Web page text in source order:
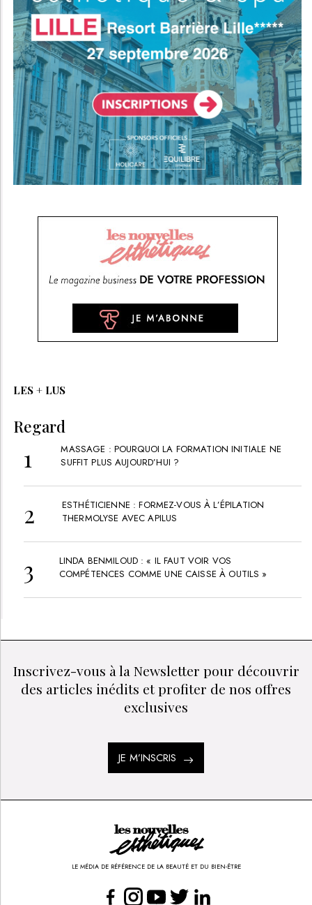
LES + LUS
Regard
MASSAGE : POURQUOI LA FORMATION INITIALE NE
SUFFIT PLUS AUJOURD’HUI ?
ESTHÉTICIENNE : FORMEZ-VOUS À L’ÉPILATION
THERMOLYSE AVEC APILUS
LINDA BENMILOUD : « IL FAUT VOIR VOS
COMPÉTENCES COMME UNE CAISSE À OUTILS »
Inscrivez-vous à la Newsletter pour découvrir
des articles inédits et profiter de nos offres
exclusives
JE M’INSCRIS
LE MÉDIA DE RÉFÉRENCE DE LA BEAUTÉ ET DU BIEN-ÊTRE